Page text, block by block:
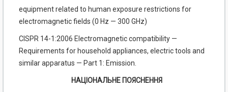
equipment related to human exposure restrictions for
electromagnetic fields (0 Hz — 300 GHz)
CISPR 14-1:2006 Electromagnetic compatibility —
Requirements for household appliances, electric tools and
similar apparatus — Part 1: Emission.
НАЦІОНАЛЬНЕ ПОЯСНЕННЯ